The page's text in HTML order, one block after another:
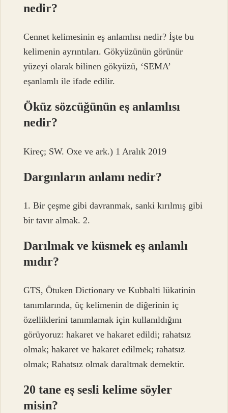
nedir?
Cennet kelimesinin eş anlamlısı nedir? İşte bu
kelimenin ayrıntıları. Gökyüzünün görünür
yüzeyi olarak bilinen gökyüzü, ‘SEMA’
eşanlamlı ile ifade edilir.
Öküz sözcüğünün eş anlamlısı
nedir?
Kireç; SW. Oxe ve ark.) 1 Aralık 2019
Dargınların anlamı nedir?
1. Bir çeşme gibi davranmak, sanki kırılmış gibi
bir tavır almak. 2.
Darılmak ve küsmek eş anlamlı
mıdır?
GTS, Ötuken Dictionary ve Kubbalti lükatinin
tanımlarında, üç kelimenin de diğerinin iç
özelliklerini tanımlamak için kullanıldığını
görüyoruz: hakaret ve hakaret edildi; rahatsız
olmak; hakaret ve hakaret edilmek; rahatsız
olmak; Rahatsız olmak daraltmak demektir.
20 tane eş sesli kelime söyler
misin?